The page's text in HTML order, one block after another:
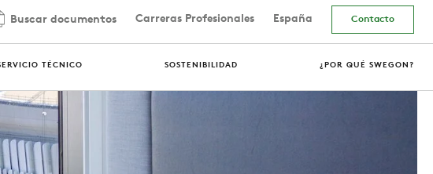
TÉCNICO SOSTENIBILIDAD ¿POR QUÉ SWEGON?
Buscar documentos Carreras Profesionales España Contacto